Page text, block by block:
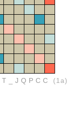
T_JQPCC (1a)